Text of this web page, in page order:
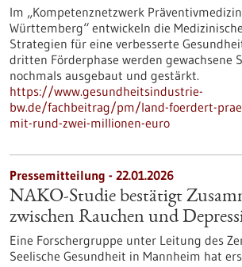
Im „Kompetenznetzwerk
Württemberg“ entwickeln die
Strategien für eine verbesserte
dritten Förderphase werden gewachsene
nochmals ausgebaut und gestärkt.
https://www.gesundheitsindustrie-
bw.de/fachbeitrag/pm/land-foerdert-
mit-rund-zwei-millionen-euro
Pressemitteilung - 22.01.2026
NAKO-Studie bestätigt
zwischen Rauchen und
Eine Forschergruppe unter Leitung des
Seelische Gesundheit in Mannheim hat